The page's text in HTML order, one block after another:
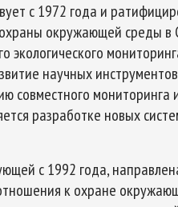
с 1972 года и
окружающей среды в
экологического
научных
совместного мониторинга
разработке новых
с 1992 года,
к охране